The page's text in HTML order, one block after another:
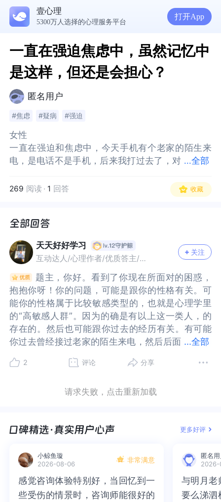
壹心理
5300万人选择的心理服务平台
打开App
一直在强迫焦虑中，虽然记忆中
是这样，但还是会担心？
匿名用户
#焦虑 #疑病 #强迫
...全部
女性
一直在强迫和焦虑中，今天手机有个老家的陌生来
电，是电话不是手机，后来我打过去了，对
就焦虑担心，刚开始担心为什么会打错，他们到底
是做什么的，后来我和我对象也说不想焦虑了，直
不是手机号啥的，种种，虽然记忆中的就是如上所
述，但是还是会担心?
女性
一直在强迫和焦虑中，今天手机有个老家的陌生来
电，是电话不是手机，后来我打过去了，对方女孩
担心，刚开始担心为什么会打错，他们到底是做什
么的，后来我和我对象也说不想焦虑了，直接把通
机号啥的，种种，虽然记忆中的就是如上所述，但
是还是会担心?
269 阅读 · 1 回答 收藏
天天好好学习
互动达人/心理作者/优质答主/故事达人
关注
...全部
题主，你好。看到了你现在所面对的困惑，
抱抱你呀！你的问题，可能是跟你的性格有关。可
能你的性格属于比较敏感类型的，也就是心理学里
的“高敏感人群”。因为的确是有以上这一类人，的
存在的。然后也可能跟你过去的经历有关。有可能
你过去曾经接过老家的陌生来电，然后后面
他们。所以从那以后，只要是接到老家的陌生来
话了是不是真的。我觉得，有可能是真的。现在快
会给你一些借口；譬如：告诉你，打错电话号码
心祝福题主你现在所面对的问题，能够早日得到一
个有效的解决。现在我能想到的，就以上这些了。
希望我以上的回答对题主你有所帮助及启发。我是
答主天天好好学习。在壹心理这里，世界和我爱着
抱抱你呀！你的问题，可能是跟你的性格有关。可
能你的性格属于比较敏感类型的，也就是心理学里
的“高敏感人群”。因为的确是有以上这一类人，的
存在的。然后也可能跟你过去的经历有关。有可能
你过去曾经接过老家的陌生来电，然后后面可能是
所以从那以后，只要是接到老家的陌生来电；你就
是真的。我觉得，有可能是真的。现在快过年了，
些借口；譬如：告诉你，打错电话号码了。不知道
你现在所面对的问题，能够早日得到一个有效的解
决。现在我能想到的，就以上这些了。希望我以上
的回答对题主你有所帮助及启发。我是答主天天好
好学习。在壹心理这里，世界和我爱着你。祝好
2 评论 分享
请求失败，点击重新加载
更多好评
小鲸鱼璇
2026-08-06
非常满意
感觉咨询体验特别好，当回忆到一
些受伤的情景时，咨询师能很好的
感觉咨询体验特别好，当回忆到一
些受伤的情景时，咨询师能很好的
匿名
2026-
与明月老
要么涕泗
与明月老
要么涕泗